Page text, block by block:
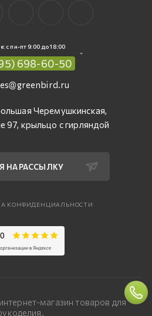
c пн-пт 9:00 до 18:00
698-60-50
Черемушкинская,
97, крыльцо с гирляндой
НА РАССЫЛКУ
КОНФИДЕНЦИАЛЬНОСТИ
магазин товаров для